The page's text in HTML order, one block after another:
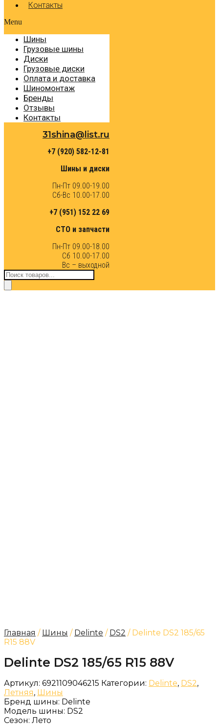
Контакты
Menu
Шины
Грузовые шины
Диски
Грузовые диски
Оплата и доставка
Шиномонтаж
Бренды
Отзывы
Контакты
31shina@list.ru
+7 (920) 582-12-81
Шины и диски
Пн-Пт 09.00-19.00
Сб-Вс 10.00-17.00
+7 (951) 152 22 69
СТО и запчасти
Пн-Пт 09.00-18.00
Сб 10.00-17.00
Вс – выходной
Поиск
товаров
Главная / Шины / Delinte / DS2 / Delinte DS2 185/65
R15 88V
Delinte DS2 185/65 R15 88V
Артикул: 6921109046215 Категории: Delinte, DS2,
Летняя, Шины
Бренд шины: Delinte
Модель шины: DS2
Сезон: Лето